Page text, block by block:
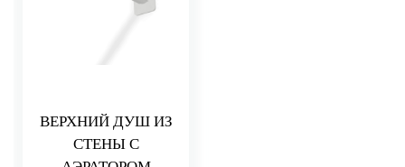
ВЕРХНИЙ ДУШ ИЗ
СТЕНЫ С